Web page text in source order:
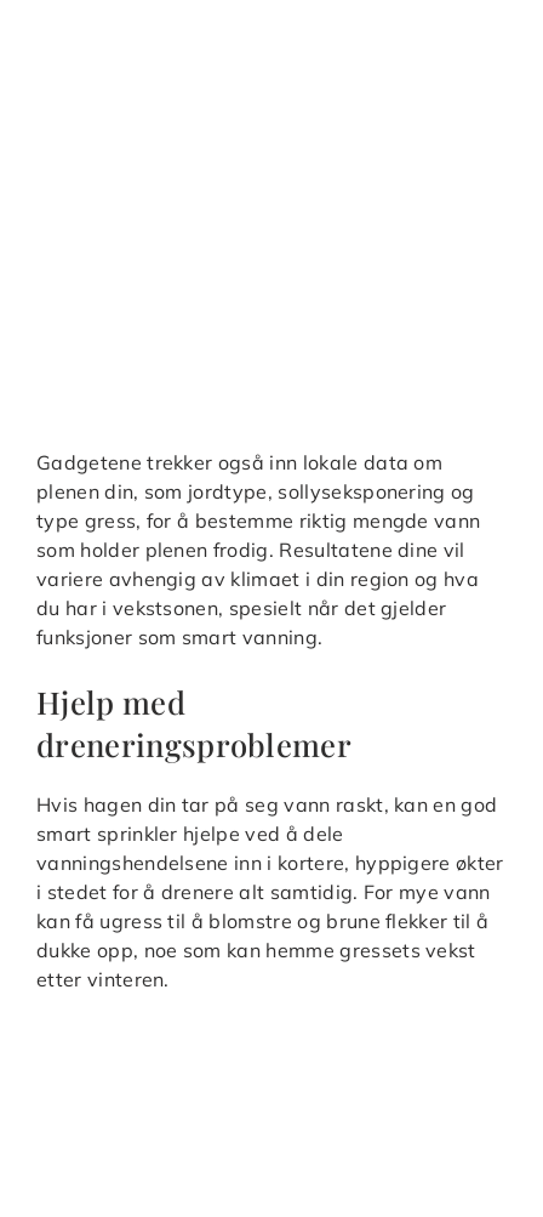
Gadgetene trekker også inn lokale data om
plenen din, som jordtype, sollyseksponering og
type gress, for å bestemme riktig mengde vann
som holder plenen frodig. Resultatene dine vil
variere avhengig av klimaet i din region og hva
du har i vekstsonen, spesielt når det gjelder
funksjoner som smart vanning.
Hjelp med
dreneringsproblemer
Hvis hagen din tar på seg vann raskt, kan en god
smart sprinkler hjelpe ved å dele
vanningshendelsene inn i kortere, hyppigere økter
i stedet for å drenere alt samtidig. For mye vann
kan få ugress til å blomstre og brune flekker til å
dukke opp, noe som kan hemme gressets vekst
etter vinteren.